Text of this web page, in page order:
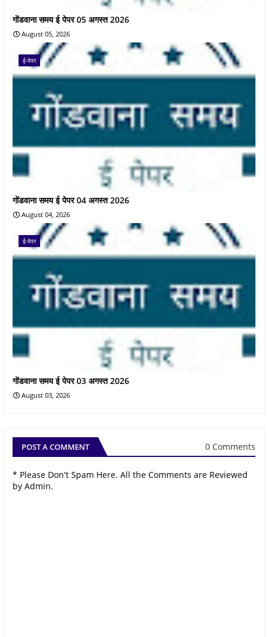
गोंडवाना समय ई पेपर 05 अगस्त 2026
August 05, 2026
ई-पेपर
गोंडवाना समय ई पेपर 04 अगस्त 2026
August 04, 2026
ई-पेपर
गोंडवाना समय ई पेपर 03 अगस्त 2026
August 03, 2026
POST A COMMENT 0 Comments
* Please Don't Spam Here. All the Comments are Reviewed
by Admin.